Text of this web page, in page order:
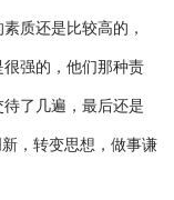
质还是比较高的，
强的，他们那种责
了几遍，最后还是
，转变思想，做事谦